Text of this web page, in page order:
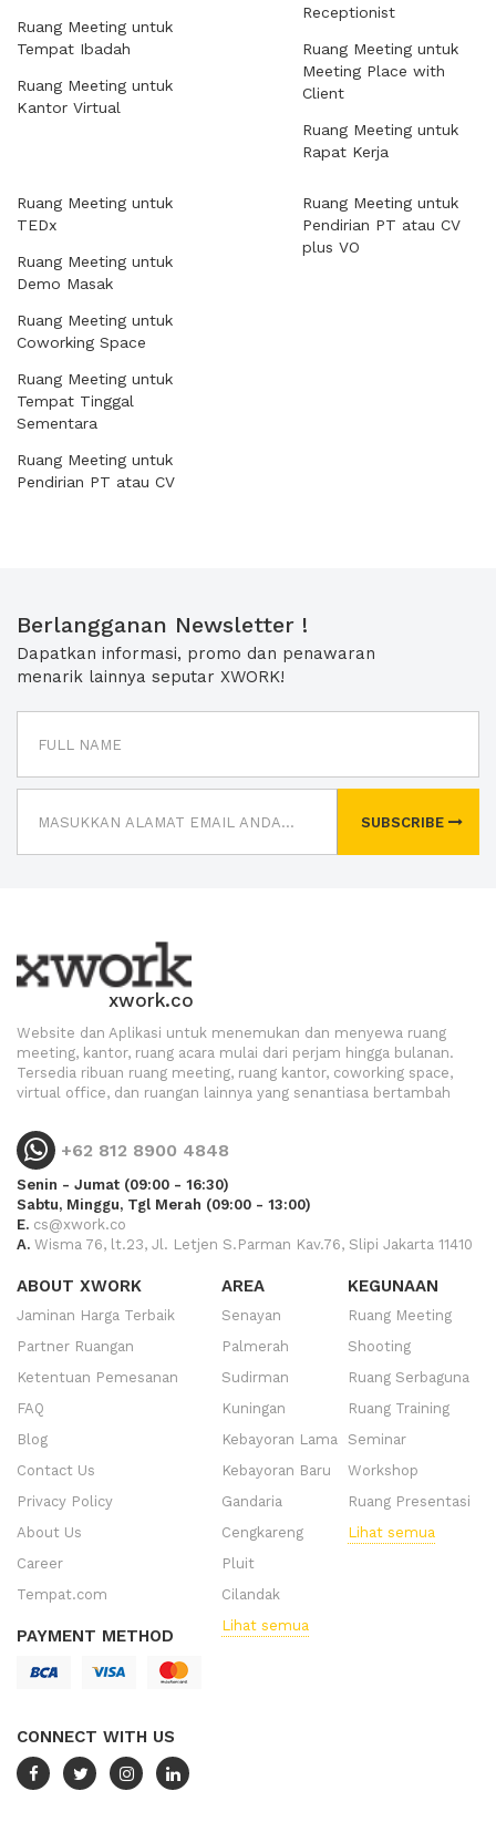
Ruang Meeting untuk
Tempat Ibadah
Ruang Meeting untuk
Kantor Virtual
Receptionist
Ruang Meeting untuk
Meeting Place with
Client
Ruang Meeting untuk
Rapat Kerja
Ruang Meeting untuk
TEDx
Ruang Meeting untuk
Demo Masak
Ruang Meeting untuk
Coworking Space
Ruang Meeting untuk
Tempat Tinggal
Sementara
Ruang Meeting untuk
Pendirian PT atau CV
Ruang Meeting untuk
Pendirian PT atau CV
plus VO
Berlangganan Newsletter !
Dapatkan informasi, promo dan penawaran
menarik lainnya seputar XWORK!
SUBSCRIBE
xwork.co
Website dan Aplikasi untuk menemukan dan menyewa ruang
meeting, kantor, ruang acara mulai dari perjam hingga bulanan.
Tersedia ribuan ruang meeting, ruang kantor, coworking space,
virtual office, dan ruangan lainnya yang senantiasa bertambah
+62 812 8900 4848
Senin - Jumat (09:00 - 16:30)
Sabtu, Minggu, Tgl Merah (09:00 - 13:00)
E. cs@xwork.co
A. Wisma 76, lt.23, Jl. Letjen S.Parman Kav.76, Slipi Jakarta 11410
ABOUT XWORK
Jaminan Harga Terbaik
Partner Ruangan
Ketentuan Pemesanan
FAQ
Blog
Contact Us
Privacy Policy
About Us
Career
Tempat.com
PAYMENT METHOD
CONNECT WITH US
AREA
Senayan
Palmerah
Sudirman
Kuningan
Kebayoran Lama
Kebayoran Baru
Gandaria
Cengkareng
Pluit
Cilandak
Lihat semua
KEGUNAAN
Ruang Meeting
Shooting
Ruang Serbaguna
Ruang Training
Seminar
Workshop
Ruang Presentasi
Lihat semua